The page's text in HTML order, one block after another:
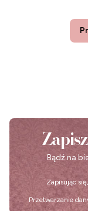
Bądź na
Zapisując
Przetwarzanie